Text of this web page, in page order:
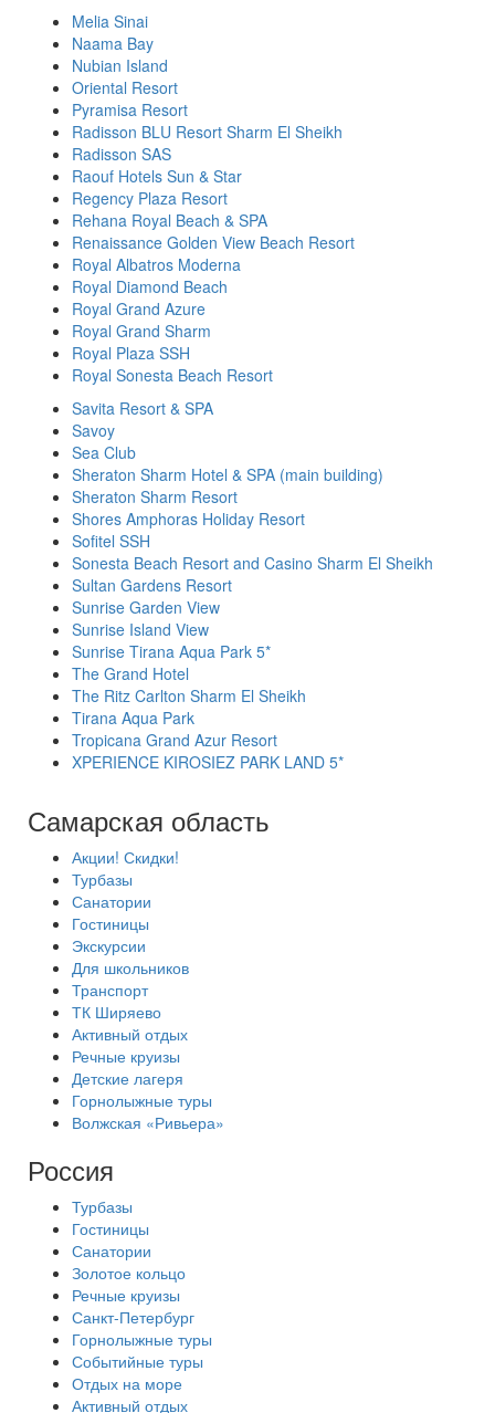
Melia Sinai
Naama Bay
Nubian Island
Oriental Resort
Pyramisa Resort
Radisson BLU Resort Sharm El Sheikh
Radisson SAS
Raouf Hotels Sun & Star
Regency Plaza Resort
Rehana Royal Beach & SPA
Renaissance Golden View Beach Resort
Royal Albatros Moderna
Royal Diamond Beach
Royal Grand Azure
Royal Grand Sharm
Royal Plaza SSH
Royal Sonesta Beach Resort
Savita Resort & SPA
Savoy
Sea Club
Sheraton Sharm Hotel & SPA (main building)
Sheraton Sharm Resort
Shores Amphoras Holiday Resort
Sofitel SSH
Sonesta Beach Resort and Casino Sharm El Sheikh
Sultan Gardens Resort
Sunrise Garden View
Sunrise Island View
Sunrise Tirana Aqua Park 5*
The Grand Hotel
The Ritz Carlton Sharm El Sheikh
Tirana Aqua Park
Tropicana Grand Azur Resort
XPERIENCE KIROSIEZ PARK LAND 5*
Самарская область
Акции! Скидки!
Турбазы
Санатории
Гостиницы
Экскурсии
Для школьников
Транспорт
ТК Ширяево
Активный отдых
Речные круизы
Детские лагеря
Горнолыжные туры
Волжская «Ривьера»
Россия
Турбазы
Гостиницы
Санатории
Золотое кольцо
Речные круизы
Санкт-Петербург
Горнолыжные туры
Событийные туры
Отдых на море
Активный отдых